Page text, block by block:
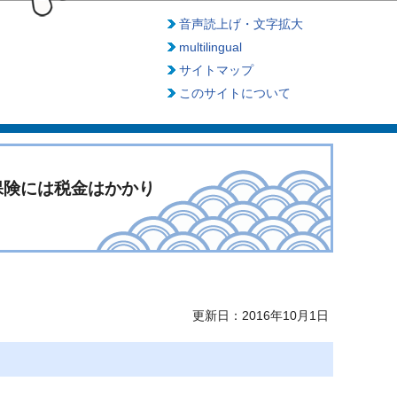
音声読上げ・文字拡大
multilingual
サイトマップ
このサイトについて
には税金はかかり
更新日：2016年10月1日